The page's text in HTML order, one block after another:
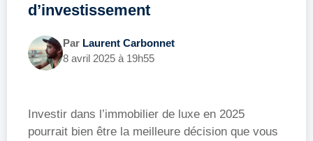
d’investissement
Par Laurent Carbonnet
8 avril 2025 à 19h55
Investir dans l’immobilier de luxe en 2025
pourrait bien être la meilleure décision que vous